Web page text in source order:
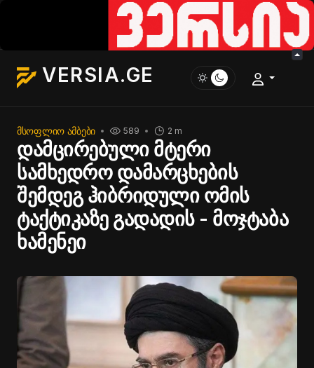
VERSIA.GE
ᲛᲡᲝᲤᲚᲘᲝ ᲐᲛᲑᲔᲑᲘ 2 m
589
დამცირებული მტერი
სამხედრო დამარცხების
შემდეგ ჰიბრიდული ომის
ტაქტიკაზე გადადის - მოჯტაბა
ხამენეი